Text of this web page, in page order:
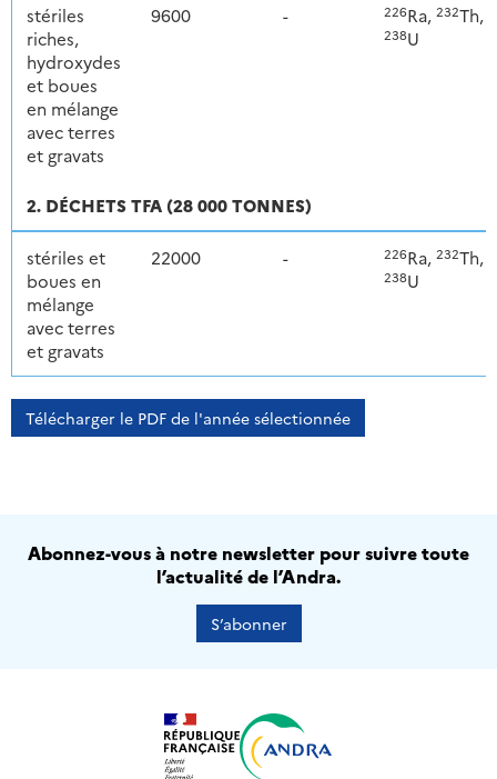
stériles
riches,
hydroxydes
et boues
en mélange
avec terres
et gravats
9600 - 226Ra, 232Th,
238U
2. DÉCHETS TFA (28 000 TONNES)
stériles et
boues en
mélange
avec terres
et gravats
22000 - 226Ra, 232Th,
238U
Télécharger le PDF de l'année sélectionnée
Abonnez-vous à notre newsletter pour suivre toute
l’actualité de l’Andra.
S’abonner